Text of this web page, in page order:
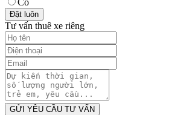
Có
Đặt luôn
Tư vấn thuê xe riêng
GỬI YÊU CẦU TƯ VẤN